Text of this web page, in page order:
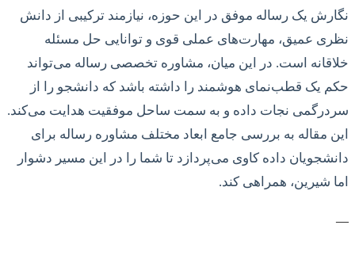
نگارش یک رساله موفق در این حوزه، نیازمند ترکیبی از دانش
نظری عمیق، مهارت‌های عملی قوی و توانایی حل مسئله
خلاقانه است. در این میان، مشاوره تخصصی رساله می‌تواند
حکم یک قطب‌نمای هوشمند را داشته باشد که دانشجو را از
سردرگمی نجات داده و به سمت ساحل موفقیت هدایت می‌کند.
این مقاله به بررسی جامع ابعاد مختلف مشاوره رساله برای
دانشجویان داده کاوی می‌پردازد تا شما را در این مسیر دشوار
اما شیرین، همراهی کند.
—